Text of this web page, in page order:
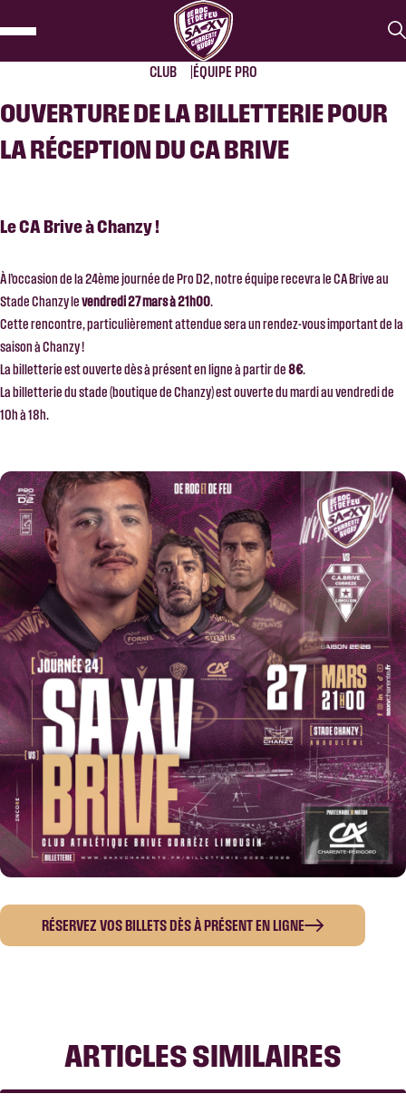
CLUB ÉQUIPE PRO
OUVERTURE DE LA BILLETTERIE POUR
LA RÉCEPTION DU CA BRIVE
Le CA Brive à Chanzy !
À l’occasion de la 24ème journée dePro D2, notre équipe recevra leCA Briveau
Stade Chanzylevendredi 27 mars à 21h00.
Cette rencontre, particulièrement attendue sera un rendez-vous important de la
saison à Chanzy !
La billetterie est ouverte dès à présent en ligne à partir de8€.
La billetterie du stade (boutique de Chanzy) est ouverte du mardi au vendredi de
10h à 18h.
RÉSERVEZ VOS BILLETS DÈS À PRÉSENT EN LIGNE
ARTICLES SIMILAIRES